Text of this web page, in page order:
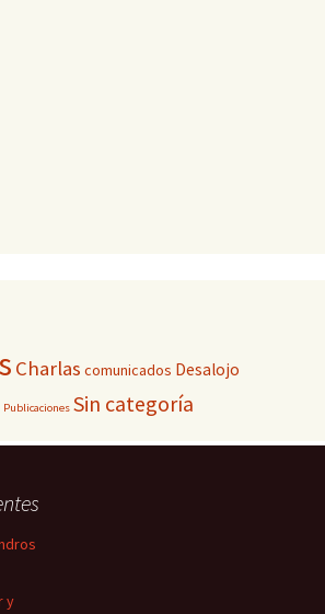
Charlas comunicados Desalojo
Publicaciones Sin categoría
y